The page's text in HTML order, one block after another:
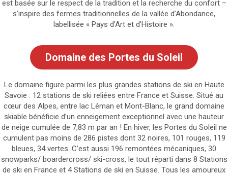
est basée sur le respect de la tradition et la recherche du confort –
s’inspire des fermes traditionnelles de la vallée d’Abondance,
labellisée « Pays d’Art et d’Histoire ».
Domaine des Portes du Soleil
Le domaine figure parmi les plus grandes stations de ski en Haute
Savoie : 12 stations de ski reliées entre France et Suisse. Situé au
cœur des Alpes, entre lac Léman et Mont-Blanc, le grand domaine
skiable bénéficie d’un enneigement exceptionnel avec une hauteur
de neige cumulée de 7,83 m par an ! En hiver, les Portes du Soleil ne
cumulent pas moins de 286 pistes dont 32 noires, 101 rouges, 119
bleues, 34 vertes. C’est aussi 196 remontées mécaniques, 30
snowparks/ boardercross/ ski-cross, le tout réparti dans 8 Stations
de ski en France et 4 Stations de ski en Suisse. Tous les amoureux